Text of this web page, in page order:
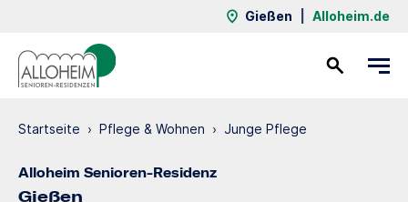
Gießen Alloheim.de
Startseite › Pflege & Wohnen › Junge Pflege
Alloheim Senioren-Residenz
Gießen